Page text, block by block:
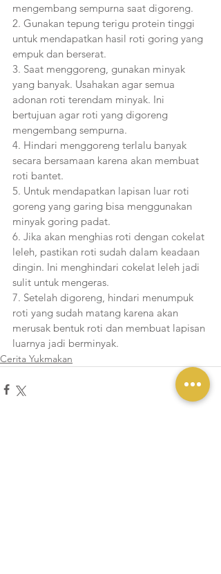
mengembang sempurna saat digoreng.
2. Gunakan tepung terigu protein tinggi
untuk mendapatkan hasil roti goring yang
empuk dan berserat.
3. Saat menggoreng, gunakan minyak
yang banyak. Usahakan agar semua
adonan roti terendam minyak. Ini
bertujuan agar roti yang digoreng
mengembang sempurna.
4. Hindari menggoreng terlalu banyak
secara bersamaan karena akan membuat
roti bantet.
5. Untuk mendapatkan lapisan luar roti
goreng yang garing bisa menggunakan
minyak goring padat.
6. Jika akan menghias roti dengan cokelat
leleh, pastikan roti sudah dalam keadaan
dingin. Ini menghindari cokelat leleh jadi
sulit untuk mengeras.
7. Setelah digoreng, hindari menumpuk
roti yang sudah matang karena akan
merusak bentuk roti dan membuat lapisan
luarnya jadi berminyak.
Cerita Yukmakan